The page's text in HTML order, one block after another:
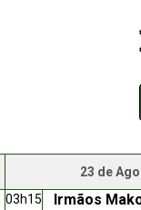
23 de
03h15 Irmãos